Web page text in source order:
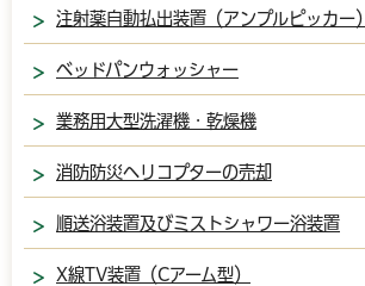
注射薬自動払出装置（アンプルピッカー）
ベッドパンウォッシャー
業務用大型洗濯機・乾燥機
消防防災ヘリコプターの売却
順送浴装置及びミストシャワー浴装置
X線TV装置（Cアーム型）